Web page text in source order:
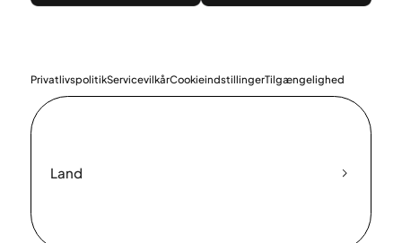
PrivatlivspolitikServicevilkårCookieindstillingerTilgængelighed
Land